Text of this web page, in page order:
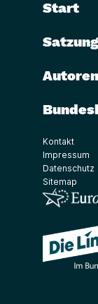
Start
Satzung
Autoren
Kontakt
Impressum
Datenschutz
Sitemap